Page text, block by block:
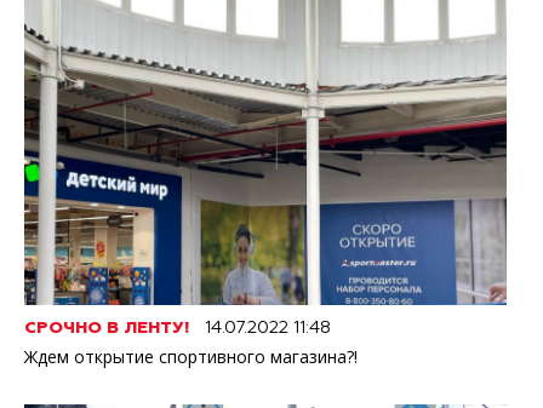
СРОЧНО В ЛЕНТУ! 14.07.2022 11:48
Ждем открытие спортивного магазина?!